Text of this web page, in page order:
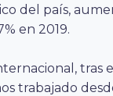
del país,
en 2019.
tras
trabajado